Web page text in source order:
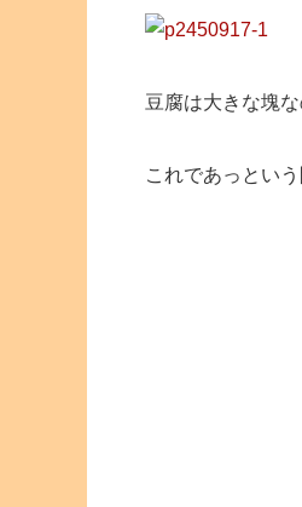
豆腐は大きな塊
これであっとい